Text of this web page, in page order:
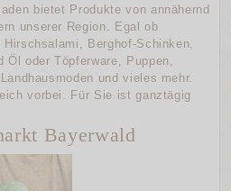
bietet Produkte von annähernd
unserer Region. Egal ob
Berghof-Schinken,
oder Töpferware, Puppen,
und vieles mehr.
vorbei. Für Sie ist ganztägig
Bayerwald